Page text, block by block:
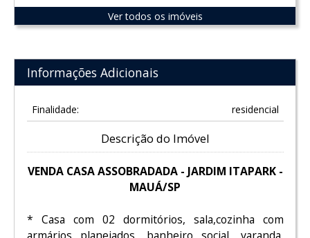
Ver todos os imóveis
Informações Adicionais
Finalidade: residencial
Descrição do Imóvel
VENDA CASA ASSOBRADADA - JARDIM ITAPARK -
MAUÁ/SP
* Casa com 02 dormitórios, sala,cozinha com